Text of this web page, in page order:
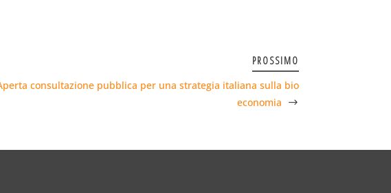
PROSSIMO
consultazione pubblica per una strategia italiana sulla bio
economia